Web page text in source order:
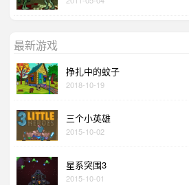
最新游戏
挣扎中的蚊子
2018-10-19
三个小英雄
2015-10-02
星系突围3
2015-10-01